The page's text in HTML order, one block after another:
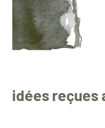
idées